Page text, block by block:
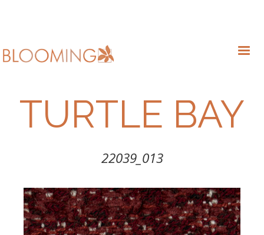
TURTLE BAY
22039_013